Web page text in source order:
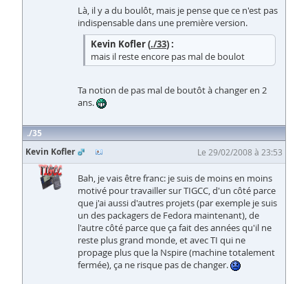
Là, il y a du boulôt, mais je pense que ce n'est pas
indispensable dans une première version.
Kevin Kofler (./33) :
mais il reste encore pas mal de boulot
Ta notion de pas mal de boutôt à changer en 2
ans.
35
Kevin Kofler
Le 29/02/2008 à 23:53
Bah, je vais être franc: je suis de moins en moins
motivé pour travailler sur TIGCC, d'un côté parce
que j'ai aussi d'autres projets (par exemple je suis
un des packagers de Fedora maintenant), de
l'autre côté parce que ça fait des années qu'il ne
reste plus grand monde, et avec TI qui ne
propage plus que la Nspire (machine totalement
fermée), ça ne risque pas de changer.